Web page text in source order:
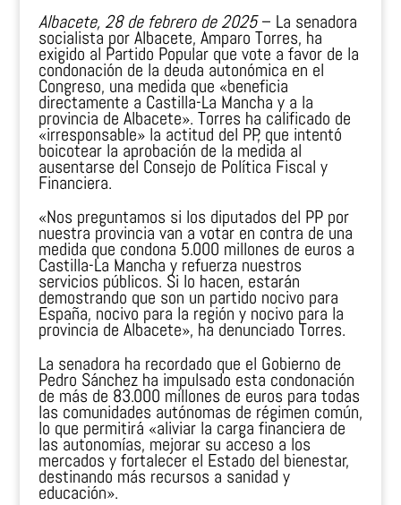
Albacete, 28 de febrero de 2025– La senadora
socialista por Albacete, Amparo Torres, ha
exigido al Partido Popular que vote a favor de la
condonación de la deuda autonómica en el
Congreso, una medida que «beneficia
directamente a Castilla-La Mancha y a la
provincia de Albacete». Torres ha calificado de
«irresponsable» la actitud del PP, que intentó
boicotear la aprobación de la medida al
ausentarse del Consejo de Política Fiscal y
Financiera.
«Nos preguntamos si los diputados del PP por
nuestra provincia van a votar en contra de una
medida que condona 5.000 millones de euros a
Castilla-La Mancha y refuerza nuestros
servicios públicos. Si lo hacen, estarán
demostrando que son un partido nocivo para
España, nocivo para la región y nocivo para la
provincia de Albacete», ha denunciado Torres.
La senadora ha recordado que el Gobierno de
Pedro Sánchez ha impulsado esta condonación
de más de 83.000 millones de euros para todas
las comunidades autónomas de régimen común,
lo que permitirá «aliviar la carga financiera de
las autonomías, mejorar su acceso a los
mercados y fortalecer el Estado del bienestar,
destinando más recursos a sanidad y
educación».